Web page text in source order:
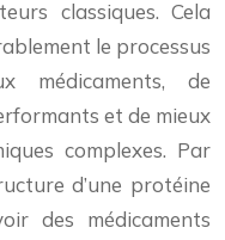
classiques. Cela
le processus
médicaments, de
et de mieux
complexes. Par
d’une protéine
des médicaments